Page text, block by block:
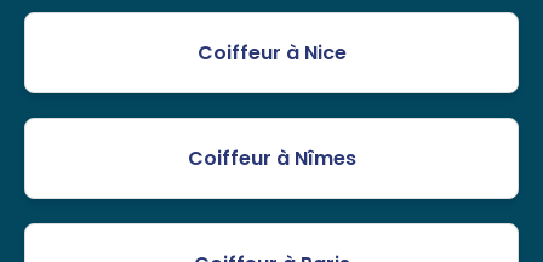
Coiffeur à Nice
Coiffeur à Nîmes